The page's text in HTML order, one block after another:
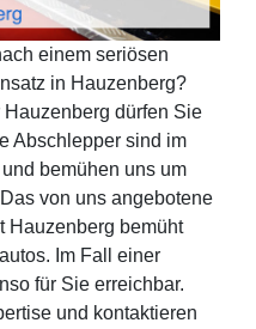
einem seriösen
in Hauzenberg?
dürfen Sie
Abschlepper sind im
bemühen uns um
von uns angebotene
Hauzenberg bemüht
Im Fall einer
für Sie erreichbar.
und kontaktieren